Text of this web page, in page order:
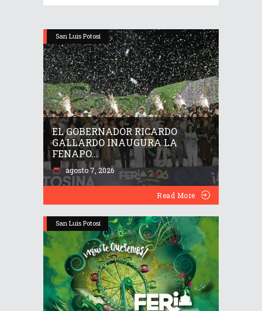
San Luis Potosí
EL GOBERNADOR RICARDO
GALLARDO INAUGURA LA
FENAPO...
agosto 7, 2026
Read More
San Luis Potosí